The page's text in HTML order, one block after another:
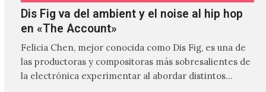
Dis Fig va del ambient y el noise al hip hop
en «The Account»
Felicia Chen, mejor conocida como Dis Fig, es una de
las productoras y compositoras más sobresalientes de
la electrónica experimentar al abordar distintos